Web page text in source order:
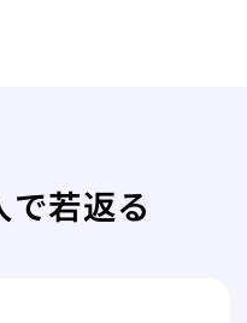
で若返る